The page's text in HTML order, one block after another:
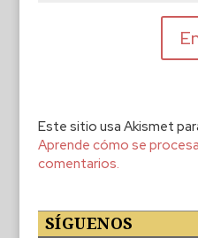
Este sitio usa Akismet
Aprende cómo se
comentarios.
SÍGUENOS